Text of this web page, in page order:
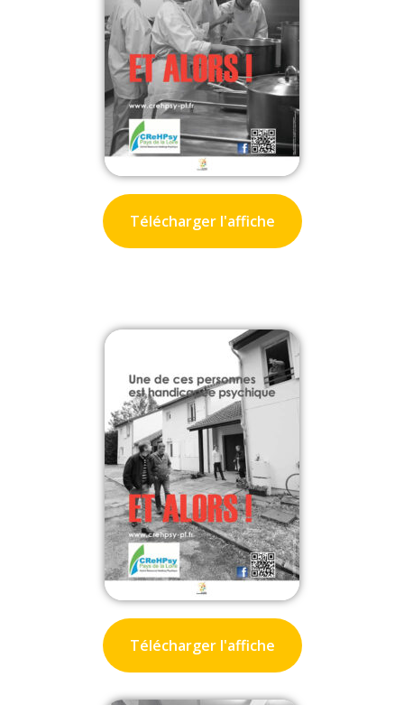
Télécharger l'affiche
Télécharger l'affiche